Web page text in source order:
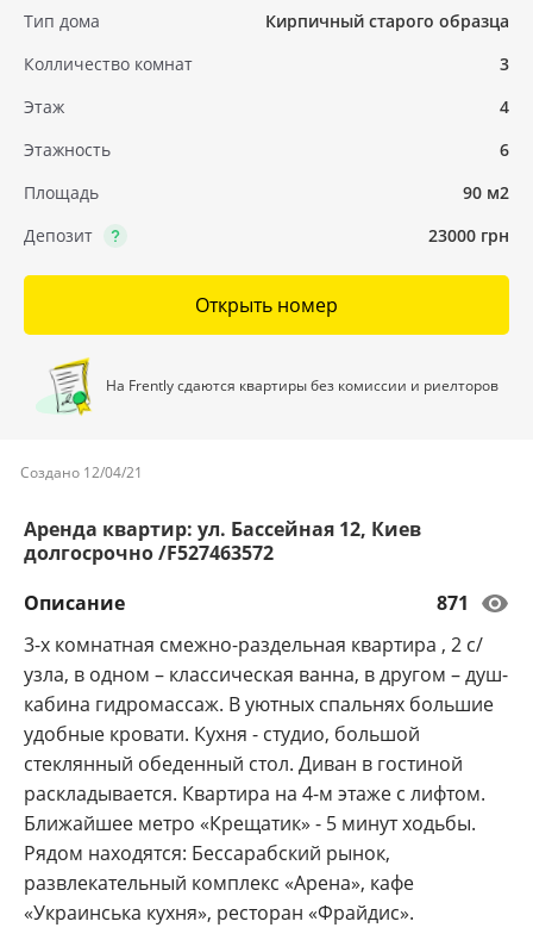
Тип дома
Кирпичный старого образца
Колличество комнат
3
Этаж
4
Этажность
6
Площадь
90 м2
Депозит
23000 грн
Открыть номер
На Frently сдаются квартиры без комиссии и риелторов
Создано 12/04/21
Аренда квартир: ул. Бассейная 12, Киев
долгосрочно /F527463572
Описание
871
3-х комнатная смежно-раздельная квартира , 2 с/
узла, в одном – классическая ванна, в другом – душ-
кабина гидромассаж. В уютных спальнях большие
удобные кровати. Кухня - студио, большой
стеклянный обеденный стол. Диван в гостиной
раскладывается. Квартира на 4-м этаже с лифтом.
Ближайшее метро «Крещатик» - 5 минут ходьбы.
Рядом находятся: Бессарабский рынок,
развлекательный комплекс «Арена», кафе
«Украинська кухня», ресторан «Фрайдис».